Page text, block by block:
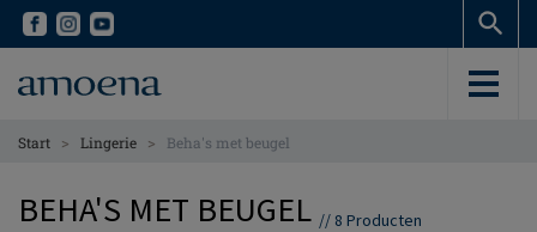
Skip
content
Skip
content
Start > Lingerie > Beha's met beugel
BEHA'S MET BEUGEL // 8 Producten